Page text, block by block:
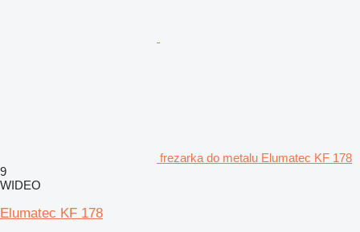
frezarka do metalu Elumatec KF 178
9
WIDEO
Elumatec KF 178